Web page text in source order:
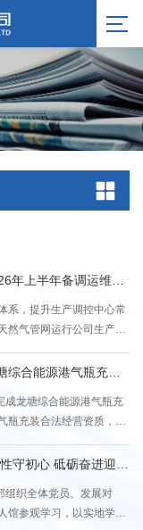
系，提升生产调控中心常
然气管网运行公司生产调
、注重实效”的原则。切
数据校验及全域复核五大
网运行数据、场站监控信
各类运行参数，确保了主
致、...
成龙塘综合能源港气瓶充
瓶充装合法经营资质，为
范管控，从严把控每一项
梳理完善，确保各项条件
范。凭借扎实的工作基础
组织全体党员、发展对
馆参观学习，以实地学习